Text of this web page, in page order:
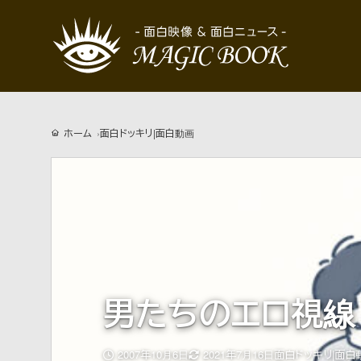
ホーム 面白ドッキリ|面白動画
男たちのエロ視線
2007年10月6日 2021年7月16日更
面白ドッキリ|面白